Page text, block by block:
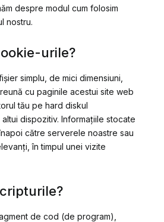
despre modul cum folosim
nostru.
urile?
simplu, de mici dimensiuni,
cu paginile acestui site web
tău pe hard diskul
dispozitiv. Informațiile stocate
către serverele noastre sau
în timpul unei vizite
de cod (de program),